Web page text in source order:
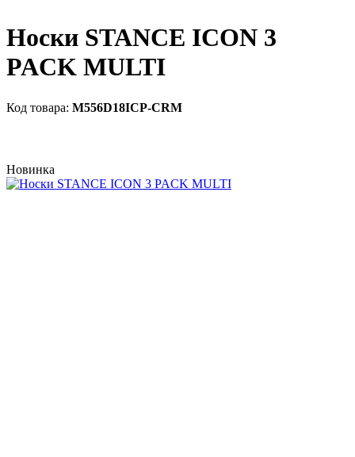
Носки STANCE ICON 3
PACK MULTI
M556D18ICP-CRM
Новинка